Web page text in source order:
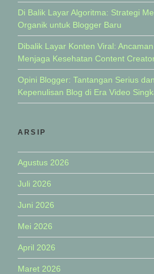
Di Balik Layar Algoritma: Strategi
Organik untuk Blogger Baru
Dibalik Layar Konten Viral:
Menjaga Kesehatan Content
Opini Blogger: Tantangan Serius
Kepenulisan Blog di Era Video
ARSIP
Agustus 2026
Juli 2026
Juni 2026
Mei 2026
April 2026
Maret 2026